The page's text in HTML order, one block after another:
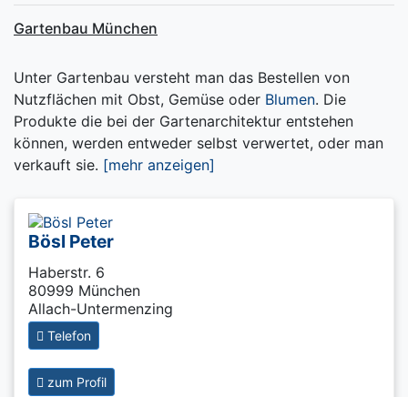
Gartenbau München
Unter Gartenbau versteht man das Bestellen von
Nutzflächen mit Obst, Gemüse oder Blumen. Die
Produkte die bei der Gartenarchitektur entstehen
können, werden entweder selbst verwertet, oder man
verkauft sie. [mehr anzeigen]
Bösl Peter
Haberstr. 6
80999 München
Allach-Untermenzing
Telefon
zum Profil